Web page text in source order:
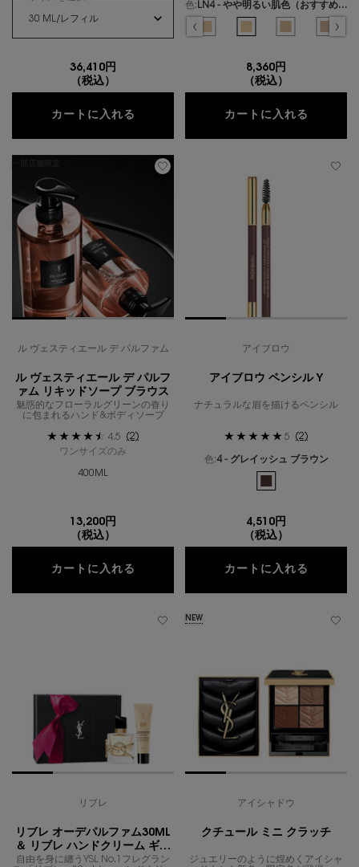
36,410円
（税込）
カートに入れる オールージュ ユイル R
色:
LN4 - やや明るい肌色（おすすめ色）
色を選択してください
{1} の場合
LC1 - ピンクよりの最も明るい肌色 のカラー オールアワーズ リキッド グロウ、
LC2 - ピンクよりの明るい肌色（おすすめ色） のカラー オールアワー
LC3 - ピンクよりの明るい～やや明るい肌色 のカラー オール
LC4 - ピンクよりのやや明るい肌色 のカラー オール
選択済み
LC5 - ピンクよりの健康的～やや明るい肌
LN1 - 最も明るい肌色 のカラー
LN4 - やや明るい肌色（
LN7 - やや健康
選択済
8,360円
（税込）
カートに入れる
ル ヴェスティエール デ パルファム
ル ヴェスティエール デ パルフ
ァム リキッドソープ ブラウス
魅惑的なフローラルグリーンの香り
に包まれるハンド&ボディソープ
4.5
(2)
ワンサイズのみ
400ML
13,200円
（税込）
カートに入れる ル ヴェスティエール デ パルファム リ
アイブロウ
アイブロウ ペンシル Y
ナチュラルな眉を描けるペンシル
5 (2)
色:4 - グレイッシュ ブラウン
4,510円
（税込）
カートに入れる
リブレ
リブレ オーデパルファム30ML
＆ リブレ ハンドクリーム ギフ
トセット
自由を身に纏うYSL No.1フレグラン
NEW
アイシャドウ
クチュール ミニ クラッチ
ジュエリーのように煌めくアイシャ